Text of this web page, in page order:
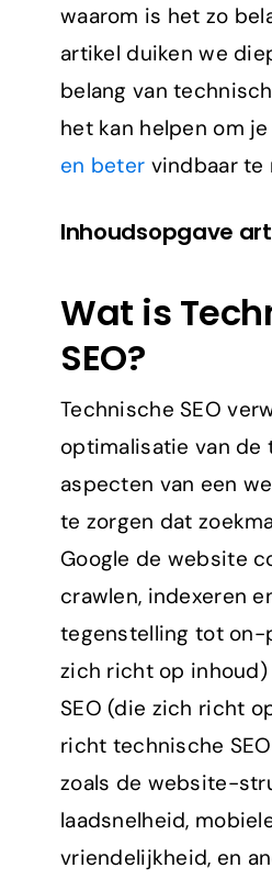
waarom is het zo
artikel duiken we
belang van
het kan helpen om je
en beter vindbaar te
Inhoudsopgave
Wat is
SEO?
Technische SEO
optimalisatie van de
aspecten van een
te zorgen dat
Google de website
crawlen, indexeren
tegenstelling tot on-
zich richt op
SEO (die zich richt
richt technische
zoals de website-
laadsnelheid,
vriendelijkheid, en